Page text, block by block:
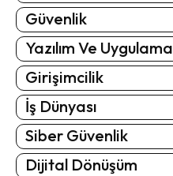
Güvenlik
Yazılım Ve Uygulama
Girişimcilik
İş Dünyası
Siber Güvenlik
Dijital Dönüşüm